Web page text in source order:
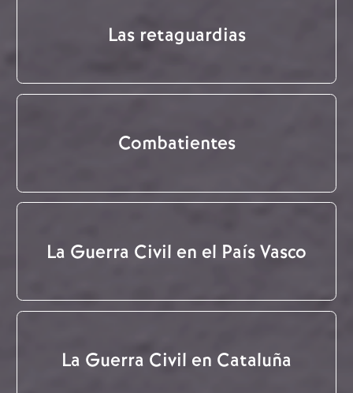
Las retaguardias
Combatientes
La Guerra Civil en el País Vasco
La Guerra Civil en Cataluña